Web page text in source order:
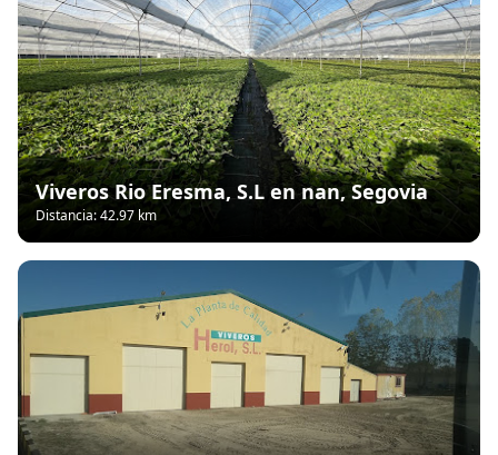
Viveros Rio Eresma, S.L en nan, Segovia
Distancia: 42.97 km